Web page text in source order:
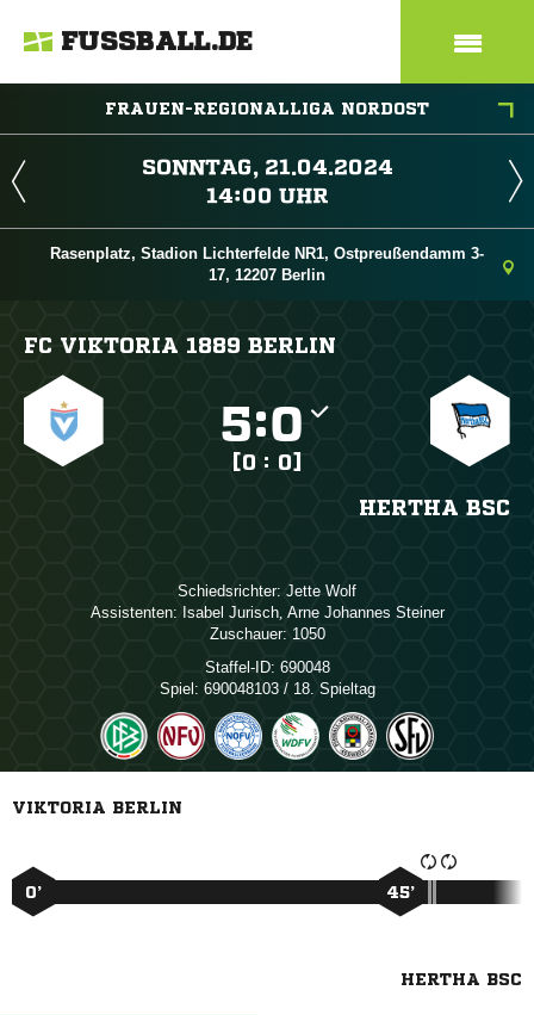
FUSSBALL.DE
FRAUEN-REGIONALLIGA NORDOST
 
 
Rasenplatz, Stadion Lichterfelde NR1, Ostpreußendamm 3-
17, 12207 Berlin
FC VIKTORIA 1889 BERLIN
:
[0 : 0]
HERTHA BSC
Schiedsrichter:  
Assistenten:  ,   
Zuschauer: 1050
Staffel-ID: 690048
Spiel: 690048103 / 18. Spieltag
VIKTORIA BERLIN
0’ 45’
HERTHA BSC